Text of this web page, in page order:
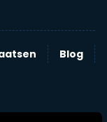
Blog